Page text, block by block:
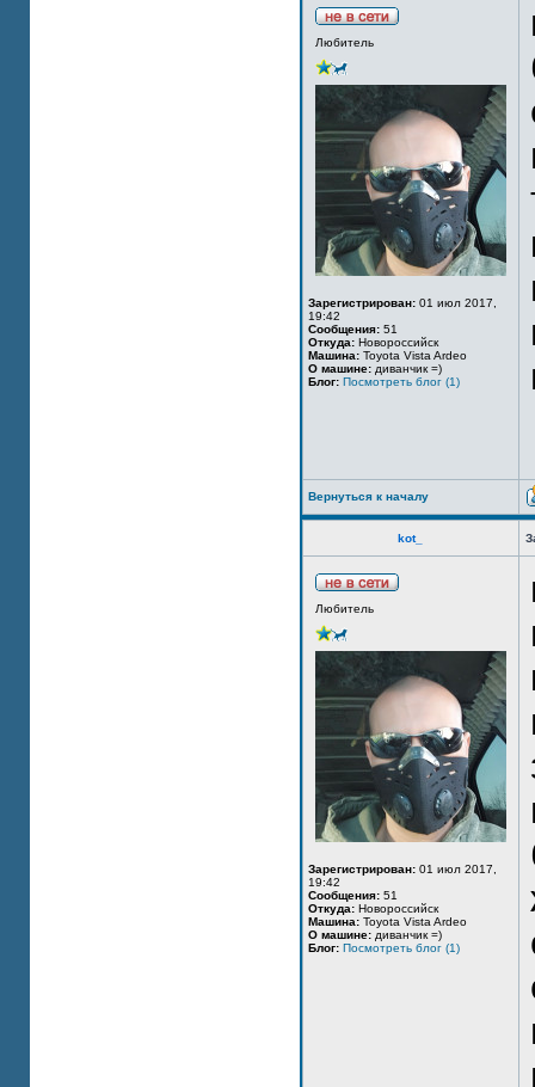
Любитель
Зарегистрирован: 01 июл 2017,
19:42
Сообщения: 51
Откуда: Новороссийск
Машина: Toyota Vista Ardeo
О машине: диванчик =)
Блог: Посмотреть блог (1)
Вернуться к началу
kot_
Любитель
Зарегистрирован: 01 июл 2017,
19:42
Сообщения: 51
Откуда: Новороссийск
Машина: Toyota Vista Ardeo
О машине: диванчик =)
Блог: Посмотреть блог (1)